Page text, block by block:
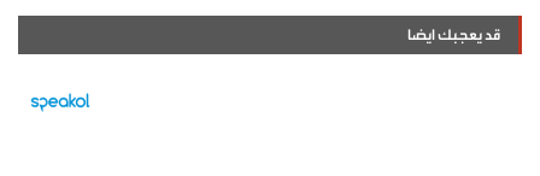
قد يعجبك ايضا